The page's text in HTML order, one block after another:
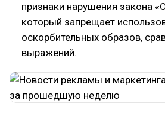
признаки нарушения закона
который запрещает
оскорбительных образов,
выражений.